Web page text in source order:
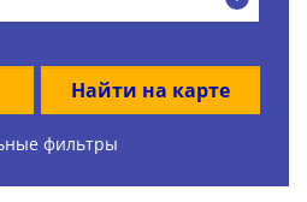
Найти на карте
фильтры